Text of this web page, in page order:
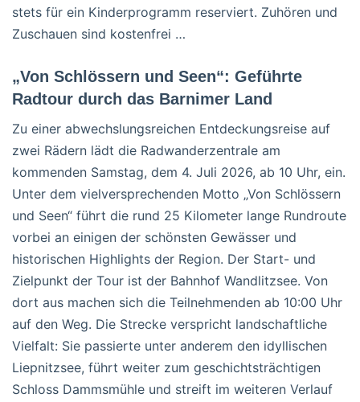
stets für ein Kinderprogramm reserviert. Zuhören und
Zuschauen sind kostenfrei …
„Von Schlössern und Seen“: Geführte
Radtour durch das Barnimer Land
Zu einer abwechslungsreichen Entdeckungsreise auf
zwei Rädern lädt die Radwanderzentrale am
kommenden Samstag, dem 4. Juli 2026, ab 10 Uhr, ein.
Unter dem vielversprechenden Motto „Von Schlössern
und Seen“ führt die rund 25 Kilometer lange Rundroute
vorbei an einigen der schönsten Gewässer und
historischen Highlights der Region. Der Start- und
Zielpunkt der Tour ist der Bahnhof Wandlitzsee. Von
dort aus machen sich die Teilnehmenden ab 10:00 Uhr
auf den Weg. Die Strecke verspricht landschaftliche
Vielfalt: Sie passierte unter anderem den idyllischen
Liepnitzsee, führt weiter zum geschichtsträchtigen
Schloss Dammsmühle und streift im weiteren Verlauf